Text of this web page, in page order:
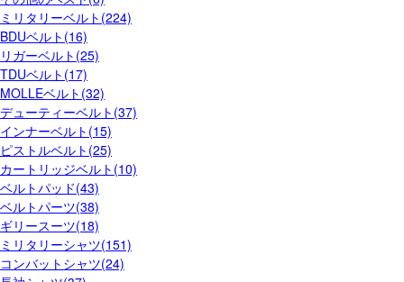
ミリタリーベルト(224)
BDUベルト(16)
リガーベルト(25)
TDUベルト(17)
MOLLEベルト(32)
デューティーベルト(37)
インナーベルト(15)
ピストルベルト(25)
カートリッジベルト(10)
ベルトパッド(43)
ベルトパーツ(38)
ギリースーツ(18)
ミリタリーシャツ(151)
コンバットシャツ(24)